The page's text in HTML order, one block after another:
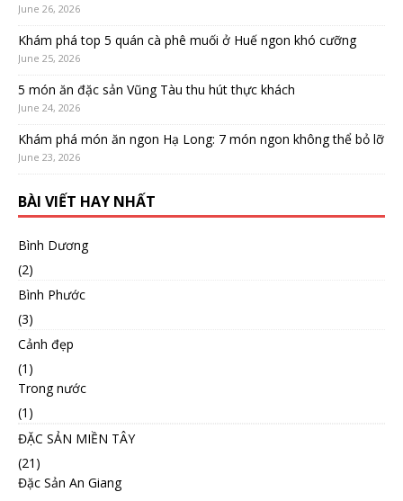
June 26, 2026
Khám phá top 5 quán cà phê muối ở Huế ngon khó cưỡng
June 25, 2026
5 món ăn đặc sản Vũng Tàu thu hút thực khách
June 24, 2026
Khám phá món ăn ngon Hạ Long: 7 món ngon không thể bỏ lỡ
June 23, 2026
BÀI VIẾT HAY NHẤT
Bình Dương
(2)
Bình Phước
(3)
Cảnh đẹp
(1)
Trong nước
(1)
ĐẶC SẢN MIỀN TÂY
(21)
Đặc Sản An Giang